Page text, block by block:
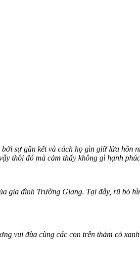
sự gắn kết và cách họ gìn giữ lửa hôn
thôi đó mà cảm thấy không gì hạnh
gia đình Trường Giang. Tại đây, rũ bỏ
vui đùa cùng các con trên thảm cỏ